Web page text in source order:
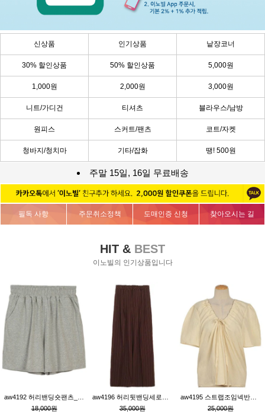
신상품 인기상품 낱장코너
30% 할인상품 50% 할인상품 5,000원
1,000원 2,000원 3,000원
니트/가디건 티셔츠 블라우스/남방
원피스 스커트/팬츠 코트/자켓
청바지/청치마 기타/잡화 땡! 500원
주말 15일, 16일 무료배송
필독 사항 주문취소정책 도매인증 신청 찾아오시는 길
HIT & BEST
이노빌의 인기상품입니다
18,000원
35,000원
25,000원